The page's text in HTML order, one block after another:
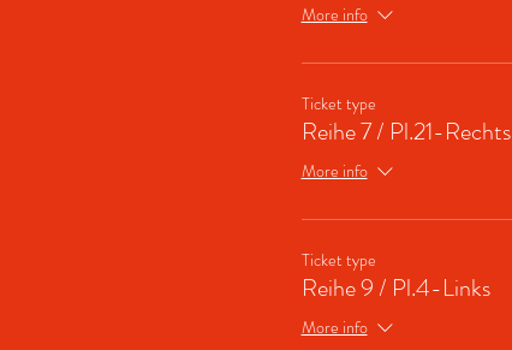
More info
Ticket type
Reihe 7 / Pl.21-Rechts
More info
Ticket type
Reihe 9 / Pl.4-Links
More info